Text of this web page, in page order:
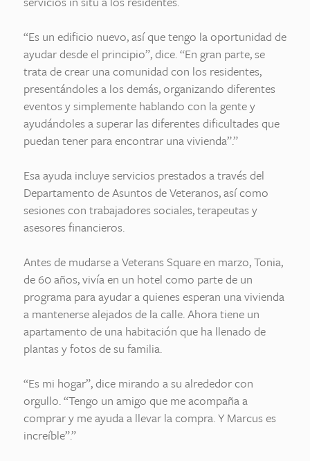
“Es un edificio nuevo, así que tengo la oportunidad de
ayudar desde el principio”, dice. “En gran parte, se
trata de crear una comunidad con los residentes,
presentándoles a los demás, organizando diferentes
eventos y simplemente hablando con la gente y
ayudándoles a superar las diferentes dificultades que
puedan tener para encontrar una vivienda”.”
Esa ayuda incluye servicios prestados a través del
Departamento de Asuntos de Veteranos, así como
sesiones con trabajadores sociales, terapeutas y
asesores financieros.
Antes de mudarse a Veterans Square en marzo, Tonia,
de 60 años, vivía en un hotel como parte de un
programa para ayudar a quienes esperan una vivienda
a mantenerse alejados de la calle. Ahora tiene un
apartamento de una habitación que ha llenado de
plantas y fotos de su familia.
“Es mi hogar”, dice mirando a su alrededor con
orgullo. “Tengo un amigo que me acompaña a
comprar y me ayuda a llevar la compra. Y Marcus es
increíble”.”